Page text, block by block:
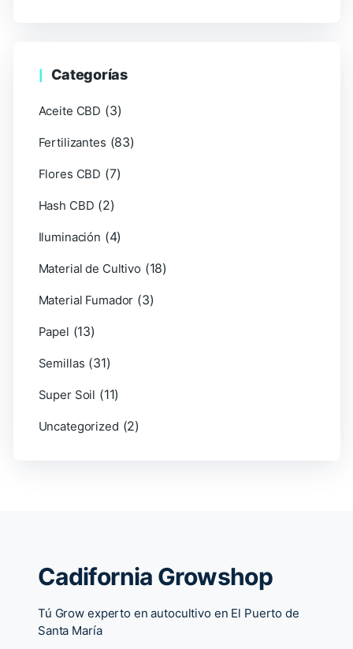
Categorías
Aceite CBD (3)
Fertilizantes (83)
Flores CBD (7)
Hash CBD (2)
Iluminación (4)
Material de Cultivo (18)
Material Fumador (3)
Papel (13)
Semillas (31)
Super Soil (11)
Uncategorized (2)
Cadifornia Growshop
Tú Grow experto en autocultivo en El Puerto de
Santa María